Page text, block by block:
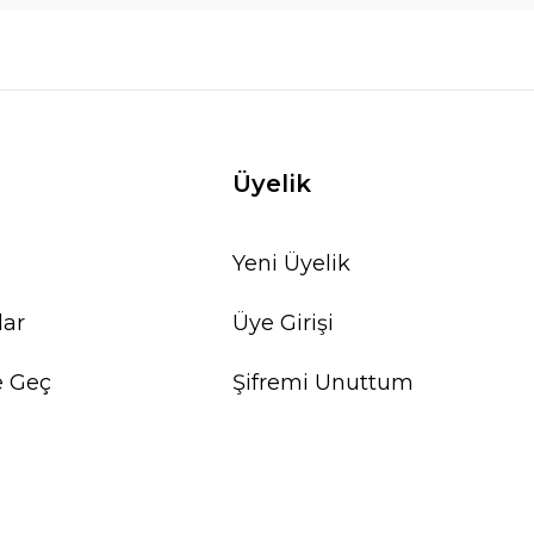
Geç
Üyelik
Yeni Üyelik
Üye Girişi
Şifremi Unuttum